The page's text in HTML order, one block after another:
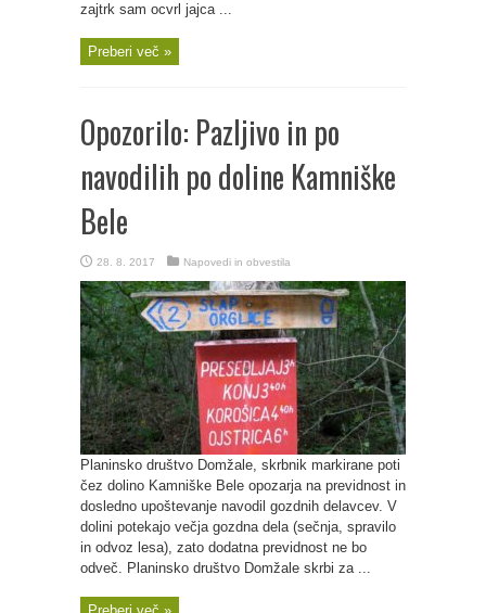
zajtrk sam ocvrl jajca ...
Preberi več »
Opozorilo: Pazljivo in po
navodilih po doline Kamniške
Bele
28. 8. 2017 Napovedi in obvestila
Planinsko društvo Domžale, skrbnik markirane poti
čez dolino Kamniške Bele opozarja na previdnost in
dosledno upoštevanje navodil gozdnih delavcev. V
dolini potekajo večja gozdna dela (sečnja, spravilo
in odvoz lesa), zato dodatna previdnost ne bo
odveč. Planinsko društvo Domžale skrbi za ...